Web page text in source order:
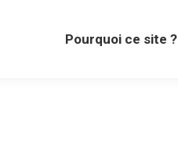
Pourquoi ce site ?